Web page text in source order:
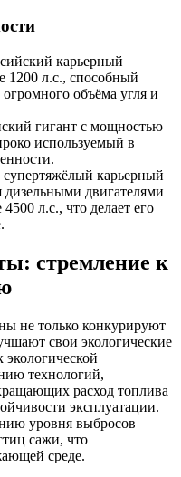
карьерный
1200 л.с., способный
объёма угля и
гигант с мощностью
используемый в
карьерный
двигателями
л.с., что делает его
стремление к
не только конкурируют
свои экологические
экологической
технологий,
расход топлива
эксплуатации.
уровня выбросов
сажи, что
среде.